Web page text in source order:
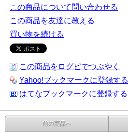
この商品について問い合わせる
この商品を友達に教える
買い物を続ける
この商品をログピでつぶやく
Yahoo!ブックマークに登録する
はてなブックマークに登録する
前の商品へ